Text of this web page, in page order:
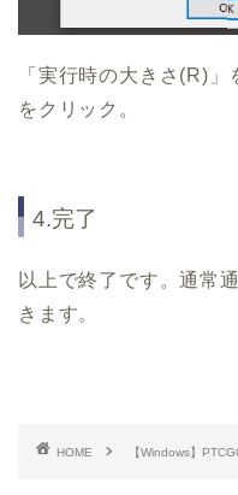
「実行時の大きさ(R)」
をクリック。
4.完了
以上で終了です。通常
きます。
HOME 【Windows】